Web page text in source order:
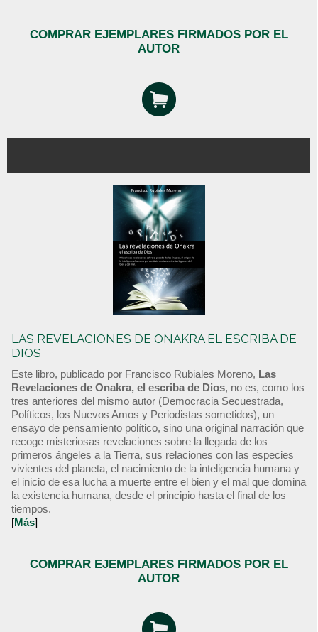
COMPRAR EJEMPLARES FIRMADOS POR EL
AUTOR
LAS REVELACIONES DE ONAKRA EL ESCRIBA DE
DIOS
Este libro, publicado por Francisco Rubiales Moreno, Las
Revelaciones de Onakra, el escriba de Dios, no es, como los
tres anteriores del mismo autor (Democracia Secuestrada,
Políticos, los Nuevos Amos y Periodistas sometidos), un
ensayo de pensamiento político, sino una original narración que
recoge misteriosas revelaciones sobre la llegada de los
primeros ángeles a la Tierra, sus relaciones con las especies
vivientes del planeta, el nacimiento de la inteligencia humana y
el inicio de esa lucha a muerte entre el bien y el mal que domina
la existencia humana, desde el principio hasta el final de los
tiempos.
[Más]
COMPRAR EJEMPLARES FIRMADOS POR EL
AUTOR